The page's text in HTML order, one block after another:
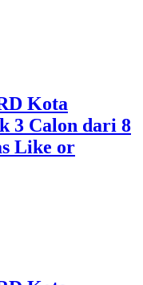
Kota
3 Calon dari 8
Like or